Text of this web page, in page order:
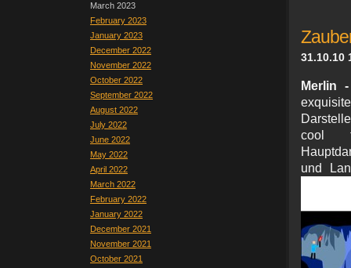
March 2023
February 2023
January 2023
December 2022
November 2022
October 2022
September 2022
August 2022
July 2022
June 2022
May 2022
April 2022
March 2022
February 2022
January 2022
December 2021
November 2021
October 2021
31.10.10
Merlin
cool
und